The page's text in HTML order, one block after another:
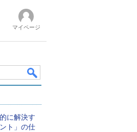
マイページ
に解決す
ト」の仕